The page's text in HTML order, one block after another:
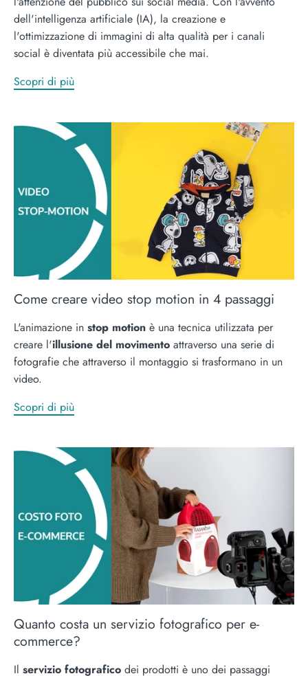
dell'intelligenza artificiale (IA), la creazione e
l'ottimizzazione di immagini di alta qualità per i canali
social è diventata più accessibile che mai.
Scopri di più
Come creare video stop motion in 4 passaggi
L'animazione in stop motion è una tecnica utilizzata per
creare l'illusione del movimento attraverso una serie di
fotografie che attraverso il montaggio si trasformano in un
video.
Scopri di più
Quanto costa un servizio fotografico per e-
commerce?
Il servizio fotografico dei prodotti è uno dei passaggi